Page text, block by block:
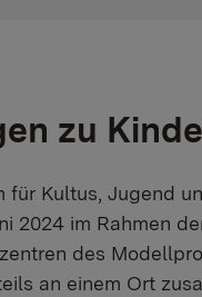
zu
für Kultus, Jugend
2024 im Rahmen
des
an einem Ort